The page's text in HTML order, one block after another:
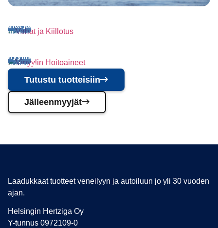
Vahat ja
Kiillotus
Vinyylin
Tutustu tuotteisiin
Jälleenmyyjät
Laadukkaat tuotteet veneilyyn ja autoiluun jo yli 30 vuoden
ajan.
Helsingin Hertziga Oy
Y-tunnus 0972109-0